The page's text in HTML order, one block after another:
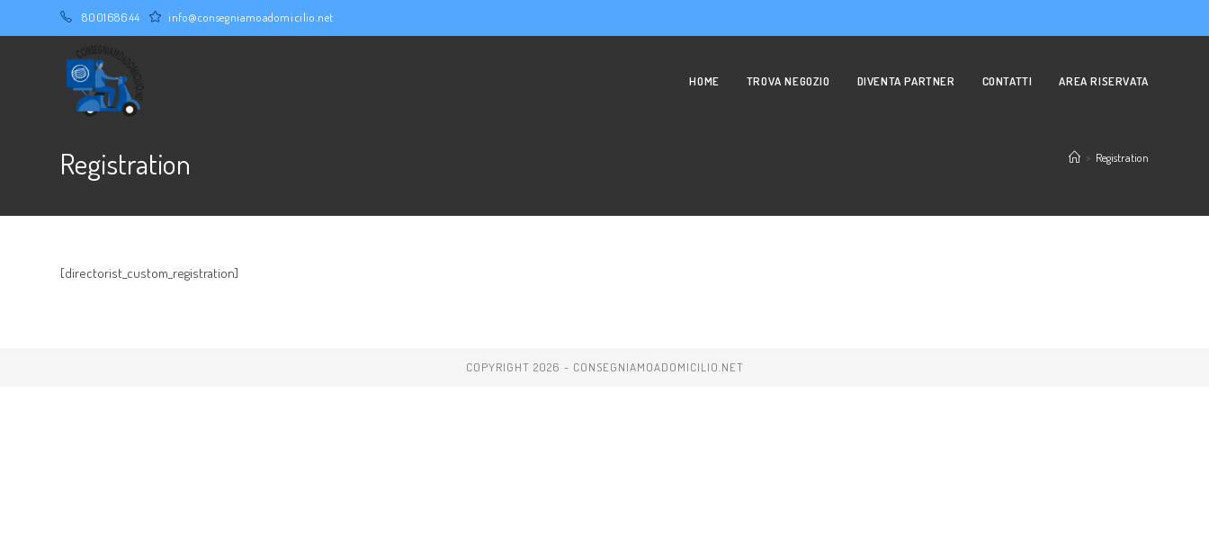
al
800168644 info@consegniamoadomicilio.net
HOME TROVA NEGOZIO DIVENTA PARTNER CONTATTI AREA RISERVATA
Registration > Registration
[directorist_custom_registration]
COPYRIGHT 2026 - CONSEGNIAMOADOMICILIO.NET